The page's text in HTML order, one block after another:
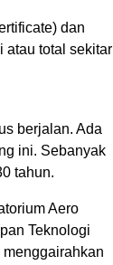
dan
atau total sekitar
berjalan. Ada
ini. Sebanyak
tahun.
Aero
Teknologi